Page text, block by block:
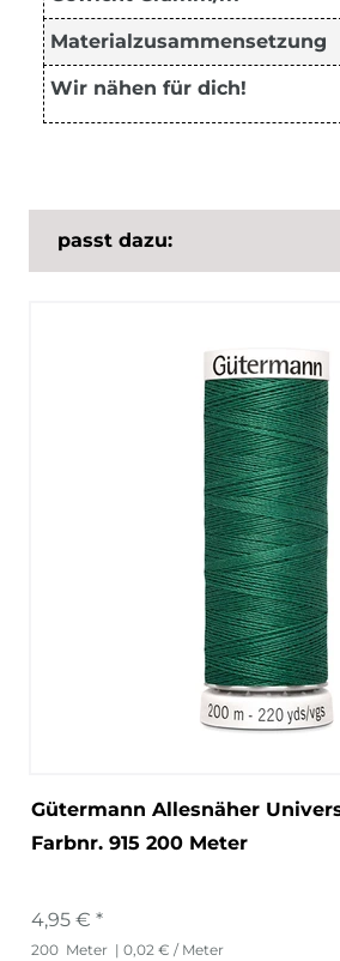
Materialzusammensetzung
Wir nähen für dich!
passt dazu:
Gütermann Allesnäher
Farbnr. 915 200 Meter
4,95 € *
200 Meter | 0,02 € / Meter